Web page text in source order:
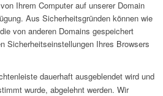
Ihrem Computer auf unserer Domain
Aus Sicherheitsgründen können wie
von anderen Domains gespeichert
Sicherheitseinstellungen Ihres Browsers
dauerhaft ausgeblendet wird und
wurde, abgelehnt werden. Wir